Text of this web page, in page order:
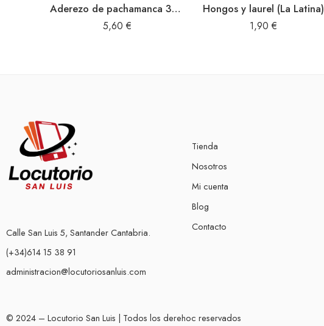
Aderezo de pachamanca 300gr (2 Banderas)
5,60 €
Hongos y laurel (La Latina)
1,90 €
Calle San Luis 5, Santander Cantabria.
(+34)614 15 38 91
administracion@locutoriosanluis.com
Tienda
Nosotros
Mi cuenta
Blog
Contacto
© 2024 – Locutorio San Luis | Todos los derehoc reservados